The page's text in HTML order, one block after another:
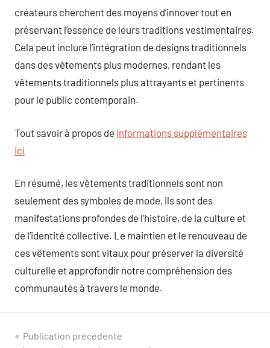
créateurs cherchent des moyens d’innover tout en
préservant l’essence de leurs traditions vestimentaires.
Cela peut inclure l’intégration de designs traditionnels
dans des vêtements plus modernes, rendant les
vêtements traditionnels plus attrayants et pertinents
pour le public contemporain.
Tout savoir à propos de Informations supplémentaires
ici
En résumé, les vêtements traditionnels sont non
seulement des symboles de mode, ils sont des
manifestations profondes de l’histoire, de la culture et
de l’identité collective. Le maintien et le renouveau de
ces vêtements sont vitaux pour préserver la diversité
culturelle et approfondir notre compréhension des
communautés à travers le monde.
Navigation
Publication précédente